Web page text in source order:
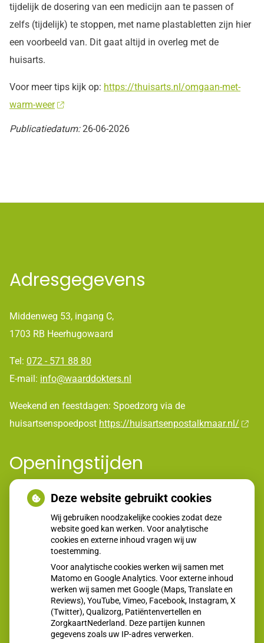
tijdelijk de dosering van een medicijn aan te passen of
zelfs (tijdelijk) te stoppen, met name plastabletten zijn hier
een voorbeeld van. Dit gaat altijd in overleg met de
huisarts.
Voor meer tips kijk op: https://thuisarts.nl/omgaan-met-
warm-weer
Publicatiedatum:26-06-2026
Adresgegevens
Middenweg 53, ingang C,
1703 RB Heerhugowaard
Tel: 072 - 571 88 80
E-mail: info@waarddokters.nl
Weekend en feestdagen: Spoedzorg via de
huisartsenspoedpost https://huisartsenpostalkmaar.nl/
Openingstijden
Maandag: 08:00tot
- 12:00
08:00tot
- 12:00
14:00tot
- 17:00
Woensdag:
Donderdag:
08:00tot
- 12:00
14:00tot
- 17:00
08:00tot
- 12:00
14:00 tot
- 17:00
Zaterdag:
Gesloten - -
Gesloten - -
Deze website gebruikt cookies
Wij gebruiken noodzakelijke cookies zodat deze
website goed kan werken. Voor analytische
cookies en externe inhoud vragen wij uw
toestemming.
Voor analytische cookies werken wij samen met
Matomo en Google Analytics. Voor externe inhoud
werken wij samen met Google (Maps, Translate en
Reviews), YouTube, Vimeo, Facebook, Instagram, X
(Twitter), Qualizorg, Patiëntenvertellen en
ZorgkaartNederland. Deze partijen kunnen
gegevens zoals uw IP-adres verwerken.